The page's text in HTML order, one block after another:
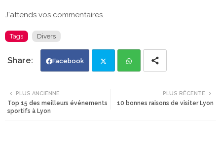
J'attends vos commentaires.
Tags Divers
Facebook
tte ats
PLUS RÉCENTE
10 bonnes raisons de visiter Lyon
PLUS ANCIENNE
Top 15 des meilleurs événements
sportifs à Lyon